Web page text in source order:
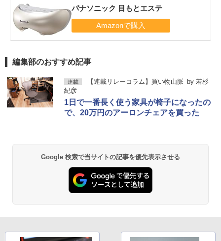
パナソニック 目もとエステ
編集部のおすすめ記事
連載 【連載リレーコラム】買い物山脈 by 若杉
紀彦
1日で一番長く使う家具が椅子になったの
で、20万円のアーロンチェアを買った
Google 検索で当サイトの記事を優先表示させる